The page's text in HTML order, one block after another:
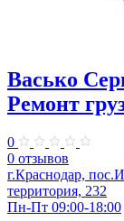
Васько
Ремонт
0
0 отзывов
г.Краснодар,
территория, 232
Пн-Пт 09:00-18:00